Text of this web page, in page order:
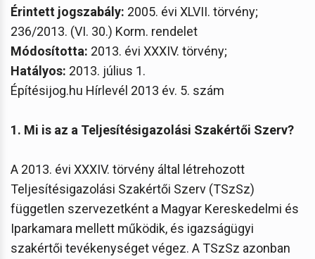
Érintett jogszabály: 2005. évi XLVII. törvény;
236/2013. (VI. 30.) Korm. rendelet
Módosította: 2013. évi XXXIV. törvény;
Hatályos: 2013. július 1.
Építésijog.hu Hírlevél 2013 év. 5. szám
1. Mi is az a Teljesítésigazolási Szakértői Szerv?
A 2013. évi XXXIV. törvény által létrehozott
Teljesítésigazolási Szakértői Szerv (TSzSz)
független szervezetként a Magyar Kereskedelmi és
Iparkamara mellett működik, és igazságügyi
szakértői tevékenységet végez. A TSzSz azonban